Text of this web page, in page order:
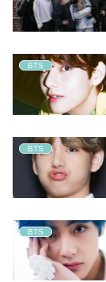
BTS
BTS
BTS